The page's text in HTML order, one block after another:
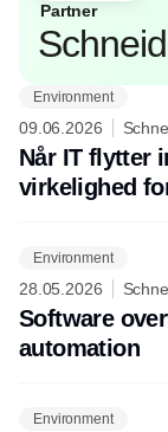
Partner
Environment
09.06.2026
Når IT flytter
virkelighed
Environment
28.05.2026
Software
automation
Environment